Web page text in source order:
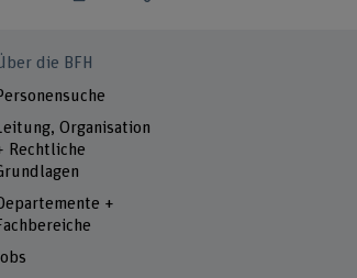
die BFH
Organisation
Rechtliche
+
Jobs